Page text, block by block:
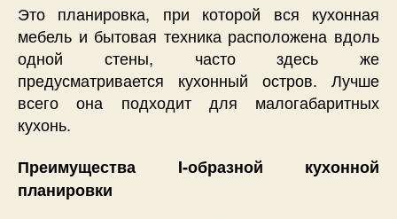
Это планировка, при которой вся кухонная
мебель и бытовая техника расположена вдоль
одной стены, часто здесь же
предусматривается кухонный остров. Лучше
всего она подходит для малогабаритных
кухонь.
Преимущества I-образной кухонной
планировки